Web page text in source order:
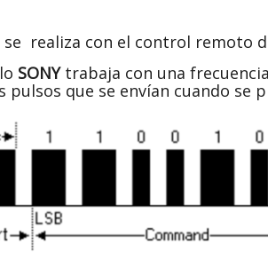
se realiza con el control remoto
SONYtrabaja con una
pulsos que se envían cuando se